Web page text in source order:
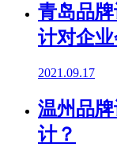
青岛品
计对企
2021.09.17
温州品
计？